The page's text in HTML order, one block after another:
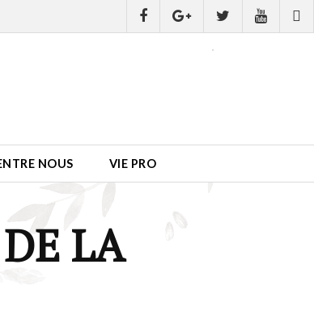
NOUS VIE PRO
LA